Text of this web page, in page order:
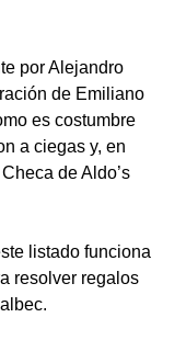
por Alejandro
de Emiliano
es costumbre
a ciegas y, en
de Aldo’s
listado funciona
resolver regalos